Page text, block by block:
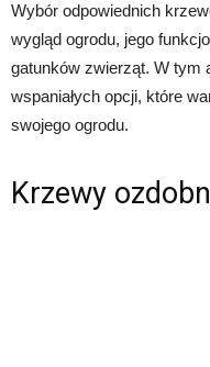
Wybór odpowiednich
wygląd ogrodu, jego
gatunków zwierząt. W tym
wspaniałych opcji, które
swojego ogrodu.
Krzewy